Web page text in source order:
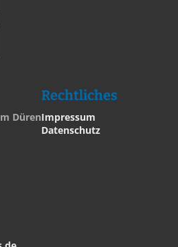
Düren
Rechtliches
Impressum
Datenschutz